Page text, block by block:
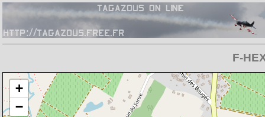
F-
Chargement de la carte en cours
+
−